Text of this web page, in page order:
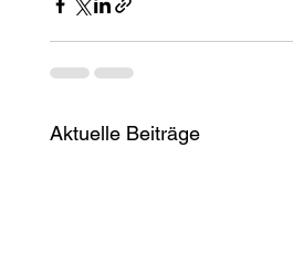
Aktuelle Beiträge